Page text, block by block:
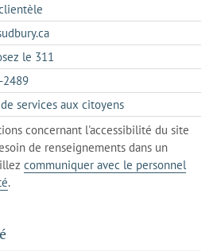
dans
un
nouvel
s'ouvre
dans
votre
de
messagerie
le 311
dans
un
client
de
votre
téléphone
2489s'ouvre
dans
un
client
de
votre
services aux citoyenss'ouvre
dans
l'onglet
actuel
concernant l'accessibilité du site
de renseignements dans un
communiquer avec le personnel
.